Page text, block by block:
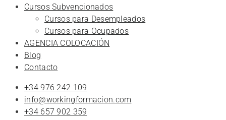
Cursos Subvencionados
Cursos para Desempleados
Cursos para Ocupados
AGENCIA COLOCACIÓN
Blog
Contacto
+34 976 242 109
info@workingformacion.com
+34 657 902 359